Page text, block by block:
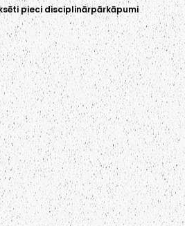
pieci disciplinārpārkāpumi